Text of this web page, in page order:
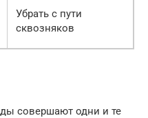
Убрать с пути
сквозняков
совершают одни и те